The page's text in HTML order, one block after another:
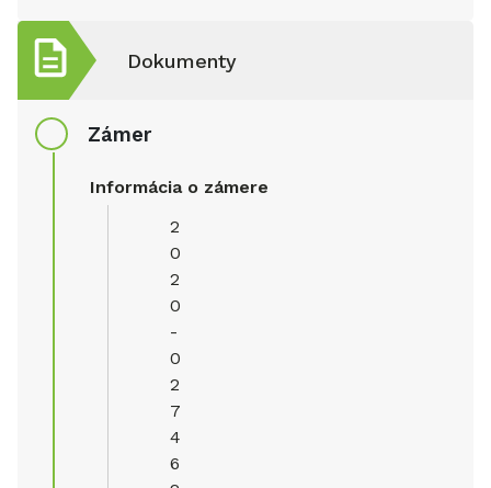
Dokumenty
Zámer
Informácia o zámere
2
0
2
0
-
0
2
7
4
6